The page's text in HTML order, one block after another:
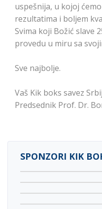
uspešnija, u kojoj
rezultatima i boljem
Svima koji Božić slave
provedu u miru sa
Sve najbolje.
Vaš Kik boks savez
Predsednik Prof. Dr.
SPONZORI KIK